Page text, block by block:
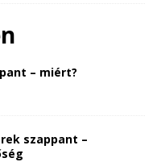
– miért?
szappant –